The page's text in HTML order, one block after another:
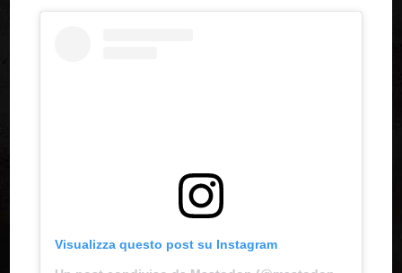
Visualizza questo post su Instagram